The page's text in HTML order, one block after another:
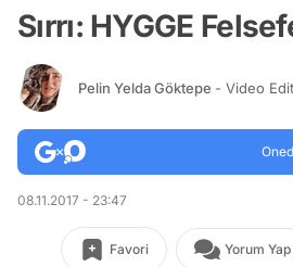
Sırrı: HYGGE
Pelin Yelda Göktepe - Video
08.11.2017 - 23:47
Favori Yorum Yap